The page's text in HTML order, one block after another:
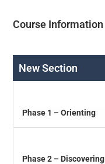
Course Information
New Section
Phase 1 – Orienting
Phase 2 – Discovering